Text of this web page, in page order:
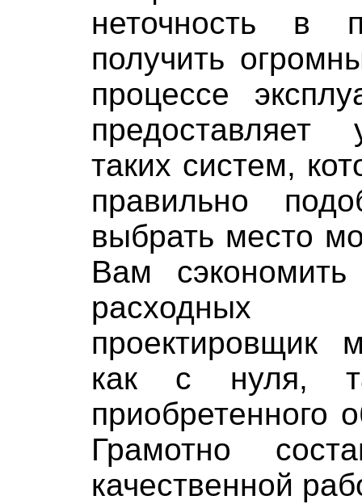
неточность
получить
процессе
предоставляет
таких систем,
правильно
выбрать место
Вам
расходных
проектировщик
как с нуля,
приобретенного
Грамотно
качественной